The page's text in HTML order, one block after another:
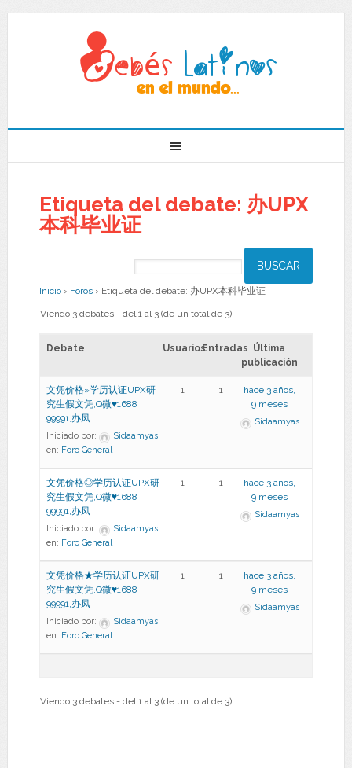
Etiqueta del debate: 办UPX
本科毕业证
Inicio › Foros › Etiqueta del debate: 办UPX本科毕业证
Viendo 3 debates - del 1 al 3 (de un total de 3)
Debate UsuariosEntradas Última
publicación
文凭价格»学历认证UPX研
究生假文凭,Q微♥1688
99991,办凤
Iniciado por:
Sidaamyas
en: Foro General
1 1
hace 3 años,
9 meses
Sidaamyas
文凭价格◎学历认证UPX研
究生假文凭,Q微♥1688
99991,办凤
Iniciado por:
Sidaamyas
en: Foro General
1 1
hace 3 años,
9 meses
Sidaamyas
文凭价格★学历认证UPX研
究生假文凭,Q微♥1688
99991,办凤
Iniciado por:
Sidaamyas
en: Foro General
1 1
hace 3 años,
9 meses
Sidaamyas
Viendo 3 debates - del 1 al 3 (de un total de 3)